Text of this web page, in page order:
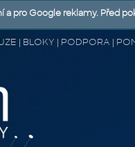
| BLOKY | PODPORA |
pro Google reklamy. Před